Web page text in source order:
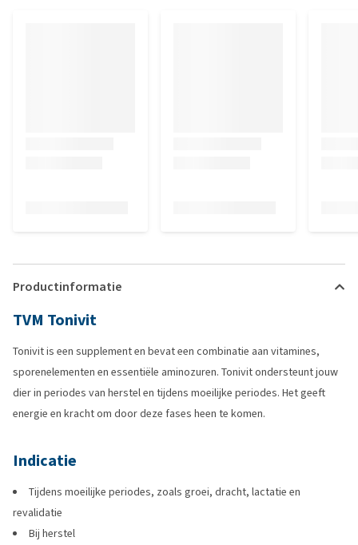
Productinformatie
TVM Tonivit
Tonivit is een supplement en bevat een combinatie aan vitamines,
sporenelementen en essentiële aminozuren. Tonivit ondersteunt jouw
dier in periodes van herstel en tijdens moeilijke periodes. Het geeft
energie en kracht om door deze fases heen te komen.
Indicatie
Tijdens moeilijke periodes, zoals groei, dracht, lactatie en
revalidatie
Bij herstel